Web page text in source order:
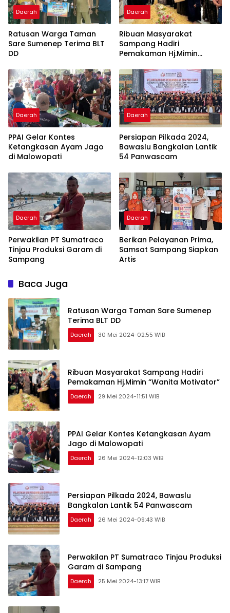
Daerah
Ratusan Warga Taman
Sare Sumenep Terima BLT
DD
Daerah
Ribuan Masyarakat
Sampang Hadiri
Pemakaman Hj.Mimin
Daerah
PPAI Gelar Kontes
Ketangkasan Ayam Jago
di Malowopati
Daerah
Persiapan Pilkada 2024,
Bawaslu Bangkalan Lantik
54 Panwascam
Daerah
Perwakilan PT Sumatraco
Tinjau Produksi Garam di
Sampang
Daerah
Berikan Pelayanan Prima,
Samsat Sampang Siapkan
Artis
Baca Juga
Ratusan Warga Taman Sare Sumenep
Terima BLT DD
Daerah 30 Mei 2024-02:55 WIB
Ribuan Masyarakat Sampang Hadiri
Pemakaman Hj.Mimin “Wanita Motivator”
Daerah 29 Mei 2024-11:51 WIB
PPAI Gelar Kontes Ketangkasan Ayam
Jago di Malowopati
Daerah 26 Mei 2024-12:03 WIB
Persiapan Pilkada 2024, Bawaslu
Bangkalan Lantik 54 Panwascam
Daerah 26 Mei 2024-09:43 WIB
Perwakilan PT Sumatraco Tinjau Produksi
Garam di Sampang
Daerah 25 Mei 2024-13:17 WIB